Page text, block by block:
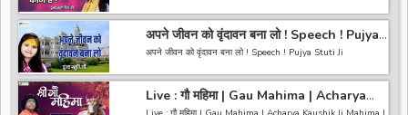
https://bit.ly/2HNBbHd
*-----------------------------------------------------------------
------------------------------------------*
------------------------------------------------------------------
----------------------------------------
अगर आपको हमारी वीडियो अच्छी लगी तो हमारे चैनल को सब्सक्राइब करना
https://bit.ly/2HNBbHd
------------------------------------------------------------------
-----------------------------------------
अपने जीवन को वृंदावन बना लो ! Speech ! Pujya
Stuti Ji
अपने जीवन को वृंदावन बना लो ! Speech ! Pujya Stuti Ji
*-----------------------------------------------------------------
------------------------------------------*
अगर आपको हमारी वीडियो अच्छी लगी तो हमारे चैनल को सब्सक्राइब करना
Live : गौ महिमा | Gau Mahima | Acharya
Kaushik Ji Mahima | 26 January 2025 |